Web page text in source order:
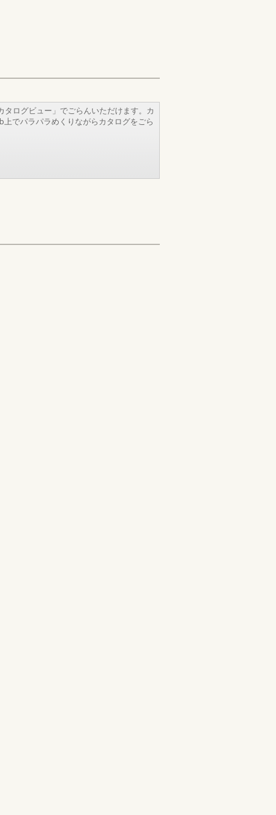
タログビュー」でごらんいただけます。カ
上でパラパラめくりながらカタログをごら